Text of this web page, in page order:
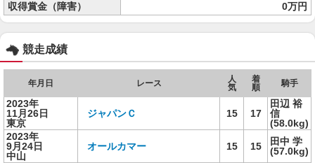
収得賞金（障害）
0万円
競走成績
年月日 レース
人
気
着
順
騎手
2023年
11月26日
東京
ジャパンＣ 15 17
田辺 裕
信
(58.0kg)
2023年
9月24日
中山
オールカマー 15 15
田中 学
(57.0kg)